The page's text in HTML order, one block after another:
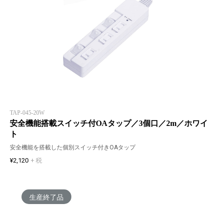
TAP-045-20W
安全機能搭載スイッチ付OAタップ／3個口／2m／ホワイ
ト
安全機能を搭載した個別スイッチ付きOAタップ
¥2,120 + 税
生産終了品